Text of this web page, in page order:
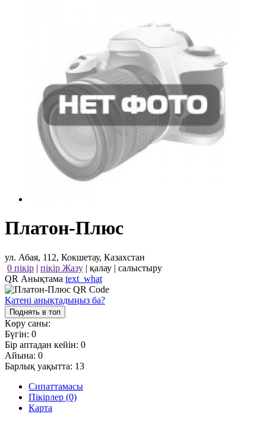
Платон-Плюс
ул. Абая, 112, Кокшетау, Казахстан
0 пікір | пікір Жазу | қалау | салыстыру
QR Анықтама text_what
Қатені анықтадыңыз ба?
Поднять в топ
Көру саны:
Бүгін: 0
Бір аптадан кейін: 0
Айына: 0
Барлық уақытта: 13
Сипаттамасы
Пікірлер (0)
Карта